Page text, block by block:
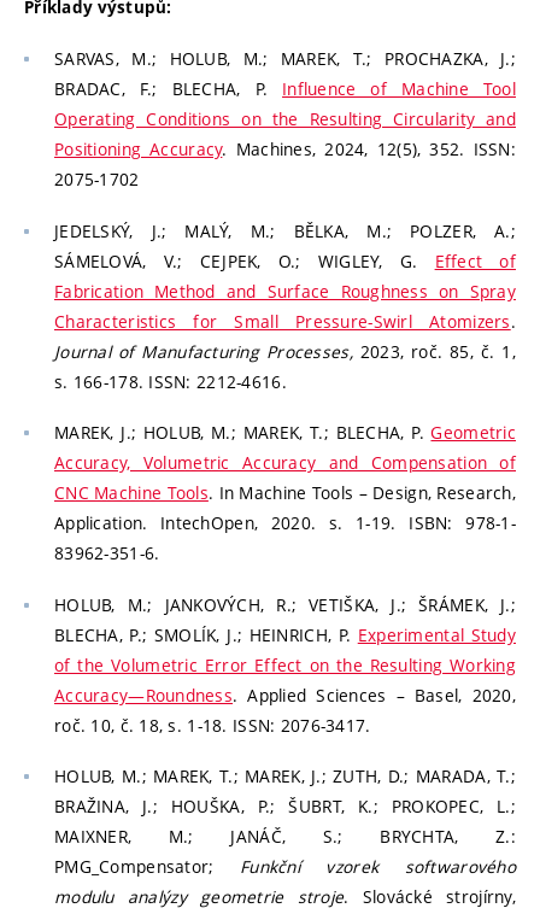
Příklady výstupů:
SARVAS, M.; HOLUB, M.; MAREK, T.; PROCHAZKA, J.;
BRADAC, F.; BLECHA, P. Influence of Machine Tool
Operating Conditions on the Resulting Circularity and
Positioning Accuracy. Machines, 2024, 12(5), 352. ISSN:
2075-1702
JEDELSKÝ, J.; MALÝ, M.; BĚLKA, M.; POLZER, A.;
SÁMELOVÁ, V.; CEJPEK, O.; WIGLEY, G. Effect of
Fabrication Method and Surface Roughness on Spray
Characteristics for Small Pressure-Swirl Atomizers.
Journal of Manufacturing Processes, 2023, roč. 85, č. 1,
s. 166-178. ISSN: 2212-4616.
MAREK, J.; HOLUB, M.; MAREK, T.; BLECHA, P.Geometric
Accuracy, Volumetric Accuracy and Compensation of
CNC Machine Tools. In Machine Tools – Design, Research,
Application. IntechOpen, 2020. s. 1-19. ISBN: 978-1-
83962-351-6.
HOLUB, M.; JANKOVÝCH, R.; VETIŠKA, J.; ŠRÁMEK, J.;
BLECHA, P.; SMOLÍK, J.; HEINRICH, P. Experimental Study
of the Volumetric Error Effect on the Resulting Working
Accuracy—Roundness. Applied Sciences – Basel, 2020,
roč. 10, č. 18, s. 1-18. ISSN: 2076-3417.
HOLUB, M.; MAREK, T.; MAREK, J.; ZUTH, D.; MARADA, T.;
BRAŽINA, J.; HOUŠKA, P.; ŠUBRT, K.; PROKOPEC, L.;
MAIXNER, M.; JANÁČ, S.; BRYCHTA, Z.:
PMG_Compensator; Funkční vzorek softwarového
modulu analýzy geometrie stroje. Slovácké strojírny,